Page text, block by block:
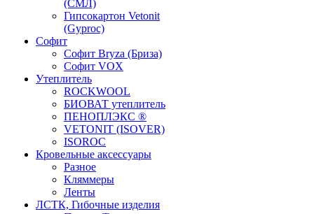
(СМЛ)
Гипсокартон Vetonit
(Gyproc)
Софит
Софит Bryza (Бриза)
Софит VOX
Утеплитель
ROCKWOOL
БИОВАТ утеплитель
ПЕНОПЛЭКС ®
VETONIT (ISOVER)
ISOROC
Кровельные аксессуары
Разное
Кляммеры
Ленты
ЛСТК, Гибочные изделия